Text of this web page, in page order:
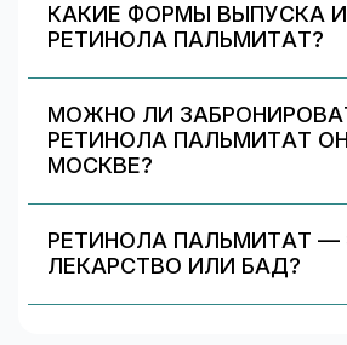
КАКИЕ ФОРМЫ ВЫПУСКА
РЕТИНОЛА ПАЛЬМИТАТ?
компонентов указаны в
(см. «Формы выпуска»).
МОЖНО ЛИ
РЕТИНОЛА ПАЛЬМИТАТ
МОСКВЕ?
«Наличие и цены» и нажмите
РЕТИНОЛА ПАЛЬМИТАТ —
ЛЕКАРСТВО ИЛИ БАД?